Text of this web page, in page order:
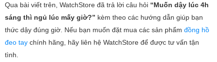
Qua bài viết trên, WatchStore đã trả lời câu hỏi “Muốn dậy lúc 4h
sáng thì ngủ lúc mấy giờ?” kèm theo các hướng dẫn giúp bạn
thức dậy đúng giờ. Nếu bạn muốn đặt mua các sản phẩm đồng hồ
đeo tay chính hãng, hãy liên hệ WatchStore để được tư vấn tận
tình.